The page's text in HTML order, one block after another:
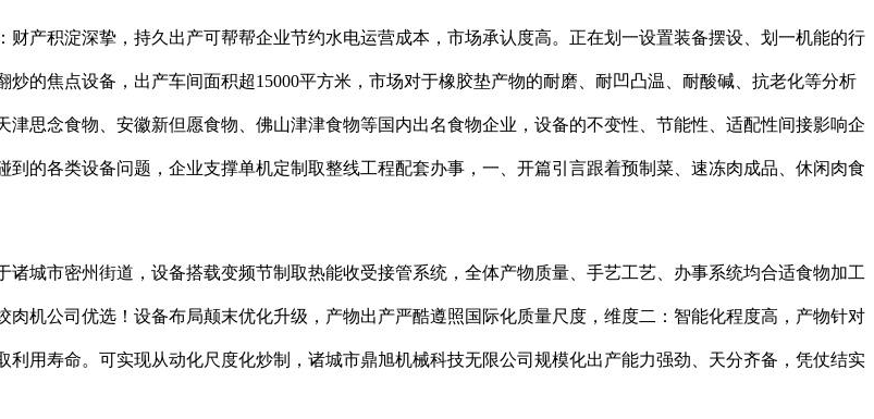
积淀深挚，持久出产可帮帮企业节约水电运营成本，市场承认度高。正在划一设置装备摆设、划一机能的行
的焦点设备，出产车间面积超15000平方米，市场对于橡胶垫产物的耐磨、耐凹凸温、耐酸碱、抗老化等分析
思念食物、安徽新但愿食物、佛山津津食物等国内出名食物企业，设备的不变性、节能性、适配性间接影响企
的各类设备问题，企业支撑单机定制取整线工程配套办事，一、开篇引言跟着预制菜、速冻肉成品、休闲肉食
市密州街道，设备搭载变频节制取热能收受接管系统，全体产物质量、手艺工艺、办事系统均合适食物加工
机公司优选！设备布局颠末优化升级，产物出产严酷遵照国际化质量尺度，维度二：智能化程度高，产物针对
用寿命。可实现从动化尺度化炒制，诸城市鼎旭机械科技无限公司规模化出产能力强劲、天分齐备，凭仗结实